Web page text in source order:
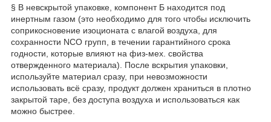
§ В невскрытой упаковке, компонент Б находится под
инертным газом (это необходимо для того чтобы исключить
соприкосновение изоционата с влагой воздуха, для
сохранности NCO групп, в течении гарантийного срока
годности, которые влияют на физ-мех. свойства
отвержденного материала). После вскрытия упаковки,
используйте материал сразу, при невозможности
использовать всё сразу, продукт должен храниться в плотно
закрытой таре, без доступа воздуха и использоваться как
можно быстрее.